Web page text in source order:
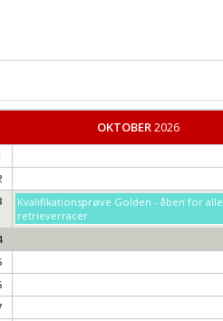
OKTOBER2026
Kvalifikationsprøve Golden - åben for alle
retrieverracer